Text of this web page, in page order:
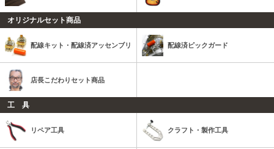
オリジナルセット商品
配線キット・配線済アッセンブリ 配線済ピックガード
店長こだわりセット商品
工 具
リペア工具 クラフト・製作工具